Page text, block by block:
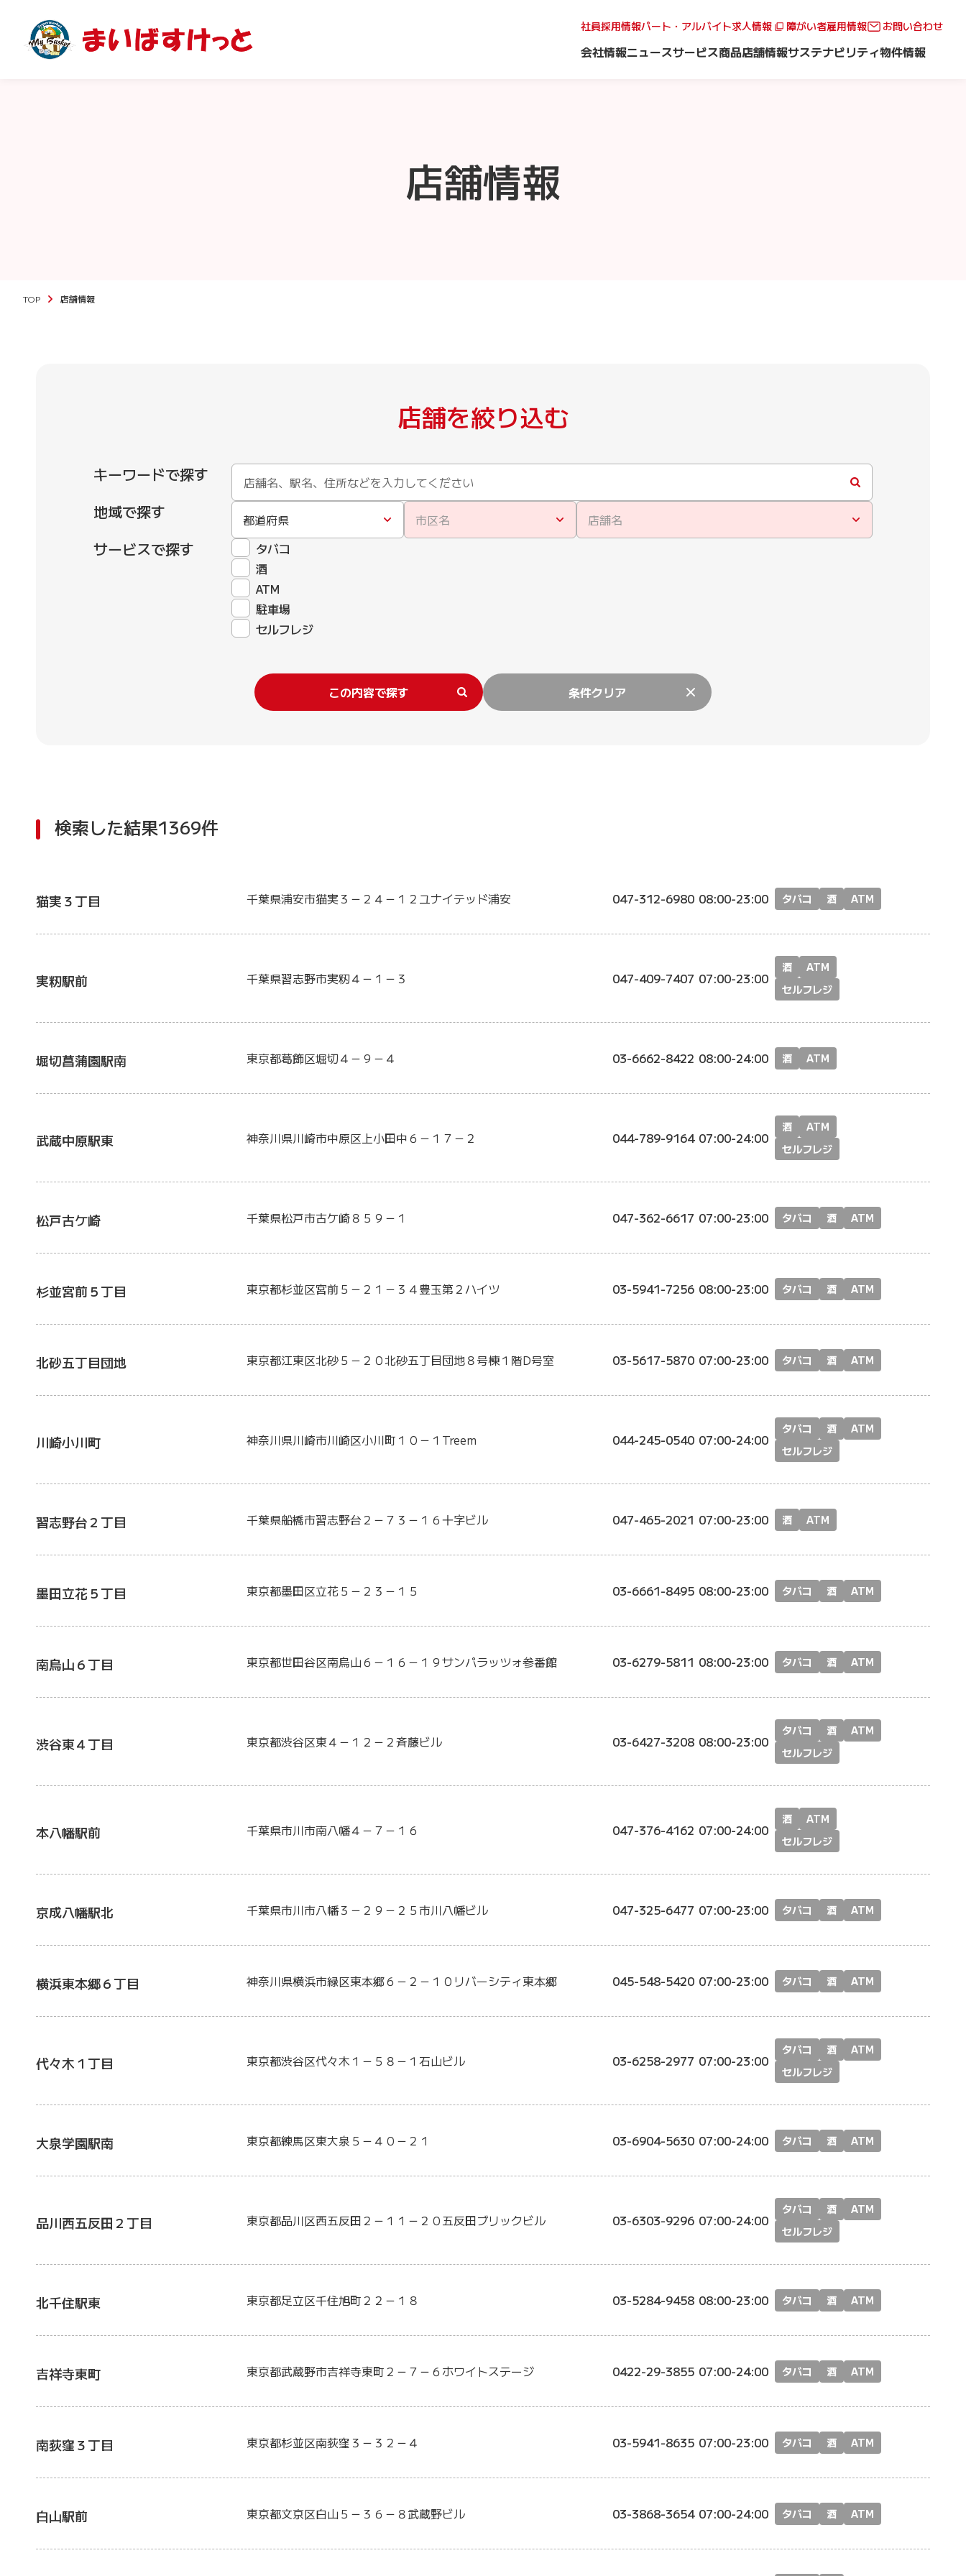
社員採用情報パート・アルバイト求人情報 障がい者雇用情報 お問い合わせ
会社情報ニュースサービス商品店舗情報サステナビリティ物件情報
店舗情報
TOP 店舗情報
店舗を絞り込む
キーワードで探す
地域で探す
都道府県 市区名 店舗名
サービスで探す
タバコ
酒
ATM
駐車場
セルフレジ
この内容で探す 条件クリア
検索した結果1369件
猫実３丁目 千葉県浦安市猫実３－２４－１２ユナイテッド浦安 047-312-6980 08:00-23:00 タバコ 酒 ATM
実籾駅前 千葉県習志野市実籾４－１－３ 047-409-7407 07:00-23:00
酒
ATM
セルフレジ
堀切菖蒲園駅南 東京都葛飾区堀切４－９－４ 03-6662-8422 08:00-24:00 酒 ATM
武蔵中原駅東 神奈川県川崎市中原区上小田中６－１７－２ 044-789-9164 07:00-24:00
酒
ATM
セルフレジ
松戸古ケ崎 千葉県松戸市古ケ崎８５９－１ 047-362-6617 07:00-23:00 タバコ 酒 ATM
杉並宮前５丁目 東京都杉並区宮前５－２１－３４豊玉第２ハイツ 03-5941-7256 08:00-23:00 タバコ 酒 ATM
北砂五丁目団地 東京都江東区北砂５－２０北砂五丁目団地８号棟１階D号室 03-5617-5870 07:00-23:00 タバコ 酒 ATM
川崎小川町 神奈川県川崎市川崎区小川町１０－１Treem 044-245-0540 07:00-24:00
タバコ 酒
ATM
セルフレジ
習志野台２丁目 千葉県船橋市習志野台２－７３－１６十字ビル 047-465-2021 07:00-23:00 酒 ATM
墨田立花５丁目 東京都墨田区立花５－２３－１５ 03-6661-8495 08:00-23:00 タバコ 酒 ATM
南烏山６丁目 東京都世田谷区南烏山６－１６－１９サンパラッツォ参番館 03-6279-5811 08:00-23:00 タバコ 酒 ATM
渋谷東４丁目 東京都渋谷区東４－１２－２斉藤ビル 03-6427-3208 08:00-23:00
タバコ 酒
ATM
セルフレジ
本八幡駅前 千葉県市川市南八幡４－７－１６ 047-376-4162 07:00-24:00
酒
ATM
セルフレジ
京成八幡駅北 千葉県市川市八幡３－２９－２５市川八幡ビル 047-325-6477 07:00-23:00 タバコ 酒 ATM
横浜東本郷６丁目 神奈川県横浜市緑区東本郷６－２－１０リバーシティ東本郷 045-548-5420 07:00-23:00 タバコ 酒 ATM
代々木１丁目 東京都渋谷区代々木１－５８－１石山ビル 03-6258-2977 07:00-23:00
タバコ 酒
ATM
セルフレジ
大泉学園駅南 東京都練馬区東大泉５－４０－２１ 03-6904-5630 07:00-24:00 タバコ 酒 ATM
品川西五反田２丁目 東京都品川区西五反田２－１１－２０五反田ブリックビル 03-6303-9296 07:00-24:00
タバコ 酒
ATM
セルフレジ
北千住駅東 東京都足立区千住旭町２２－１８ 03-5284-9458 08:00-23:00 タバコ 酒 ATM
吉祥寺東町 東京都武蔵野市吉祥寺東町２－７－６ホワイトステージ 0422-29-3855 07:00-24:00 タバコ 酒 ATM
南荻窪３丁目 東京都杉並区南荻窪３－３２－４ 03-5941-8635 07:00-23:00 タバコ 酒 ATM
白山駅前 東京都文京区白山５－３６－８武蔵野ビル 03-3868-3654 07:00-24:00 タバコ 酒 ATM